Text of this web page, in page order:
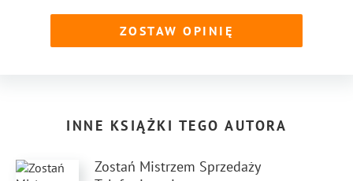
ZOSTAW OPINIĘ
INNE KSIĄŻKI TEGO AUTORA
Zostań Mistrzem Sprzedaży